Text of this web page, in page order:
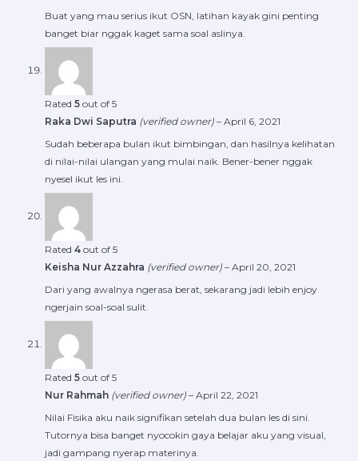
Buat yang mau serius ikut OSN, latihan kayak gini penting
banget biar nggak kaget sama soal aslinya.
Rated 5 out of 5
Raka Dwi Saputra (verified owner) – April 6, 2021
Sudah beberapa bulan ikut bimbingan, dan hasilnya kelihatan
di nilai-nilai ulangan yang mulai naik. Bener-bener nggak
nyesel ikut les ini.
Rated 4 out of 5
Keisha Nur Azzahra (verified owner) – April 20, 2021
Dari yang awalnya ngerasa berat, sekarang jadi lebih enjoy
ngerjain soal-soal sulit.
Rated 5 out of 5
Nur Rahmah (verified owner) – April 22, 2021
Nilai Fisika aku naik signifikan setelah dua bulan les di sini.
Tutornya bisa banget nyocokin gaya belajar aku yang visual,
jadi gampang nyerap materinya.